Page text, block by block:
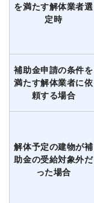
を満たす解体業者選
定時
補助金申請の条件を
満たす解体業者に依
頼する場合
解体予定の建物が補
助金の受給対象外だ
った場合